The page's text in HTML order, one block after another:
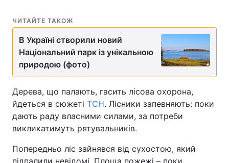
Лонгріди
Відео з Youtube
Інтерв'ю
Архів Вакансії
Контакти
ЧИТАЙТЕ ТАКОЖ
В Україні створили новий
Національний парк із унікальною
природою (фото)
Дерева, що палають, гасить лісова охорона,
йдеться в сюжеті ТСН. Лісники запевняють: поки
дають раду власними силами, за потреби
викликатимуть рятувальників.
Попередньо ліс зайнявся від сухостою, який
підпалили невідомі. Площа пожежі – поки